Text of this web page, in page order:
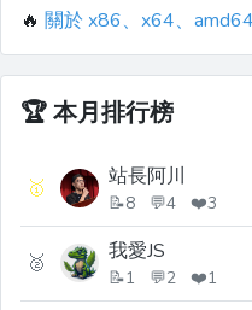
🔥 關於 x86、x64、
🏆本月排行榜
🥇 站長阿川
📝8 💬4 ❤️3
🥈 我愛JS
📝1 💬2 ❤️1